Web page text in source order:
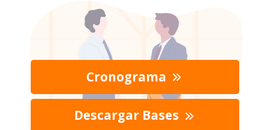
Cronograma
Descargar Bases